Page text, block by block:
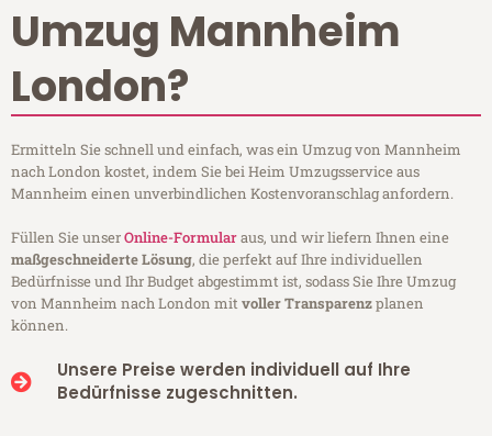
Umzug Mannheim
London?
Ermitteln Sie schnell und einfach, was ein Umzug von Mannheim
nach London kostet, indem Sie bei Heim Umzugsservice aus
Mannheim einen unverbindlichen Kostenvoranschlag anfordern.
Füllen Sie unserOnline-Formularaus, und wir liefern Ihnen eine
maßgeschneiderte Lösung, die perfekt auf Ihre individuellen
Bedürfnisse und Ihr Budget abgestimmt ist, sodass Sie Ihre Umzug
von Mannheim nach London mitvoller Transparenzplanen
können.
Unsere Preise werden individuell auf Ihre
Bedürfnisse zugeschnitten.